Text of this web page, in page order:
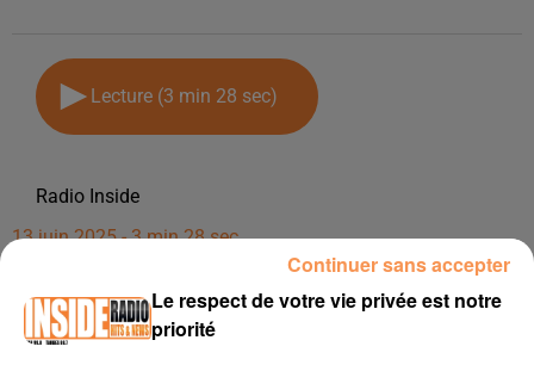
Lecture (3 min 28 sec)
Radio Inside
13 juin 2025 - 3 min 28 sec
INTERVIEW DE CLÉMENT ET BRUNO "PYRÈNE FESTIVAL" À
BORDES, SUR RADIO INSIDELe respect de votre vie privée est notre
priorité
Continuer sans accepter